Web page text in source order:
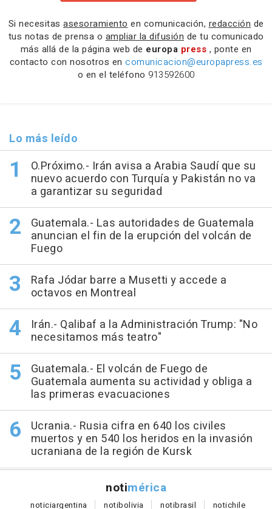
Si necesitas asesoramiento en comunicación, redacción de
tus notas de prensa o ampliar la difusión de tu comunicado
más allá de la página web de europa press , ponte en
contacto con nosotros en comunicacion@europapress.es
o en el teléfono 913592600
Lo más leído
O.Próximo.- Irán avisa a Arabia Saudí que su
nuevo acuerdo con Turquía y Pakistán no va
a garantizar su seguridad
Guatemala.- Las autoridades de Guatemala
anuncian el fin de la erupción del volcán de
Fuego
Rafa Jódar barre a Musetti y accede a
octavos en Montreal
Irán.- Qalibaf a la Administración Trump: "No
necesitamos más teatro"
Guatemala.- El volcán de Fuego de
Guatemala aumenta su actividad y obliga a
las primeras evacuaciones
Ucrania.- Rusia cifra en 640 los civiles
muertos y en 540 los heridos en la invasión
ucraniana de la región de Kursk
notimérica
noticiargentina notibolivia notibrasil notichile